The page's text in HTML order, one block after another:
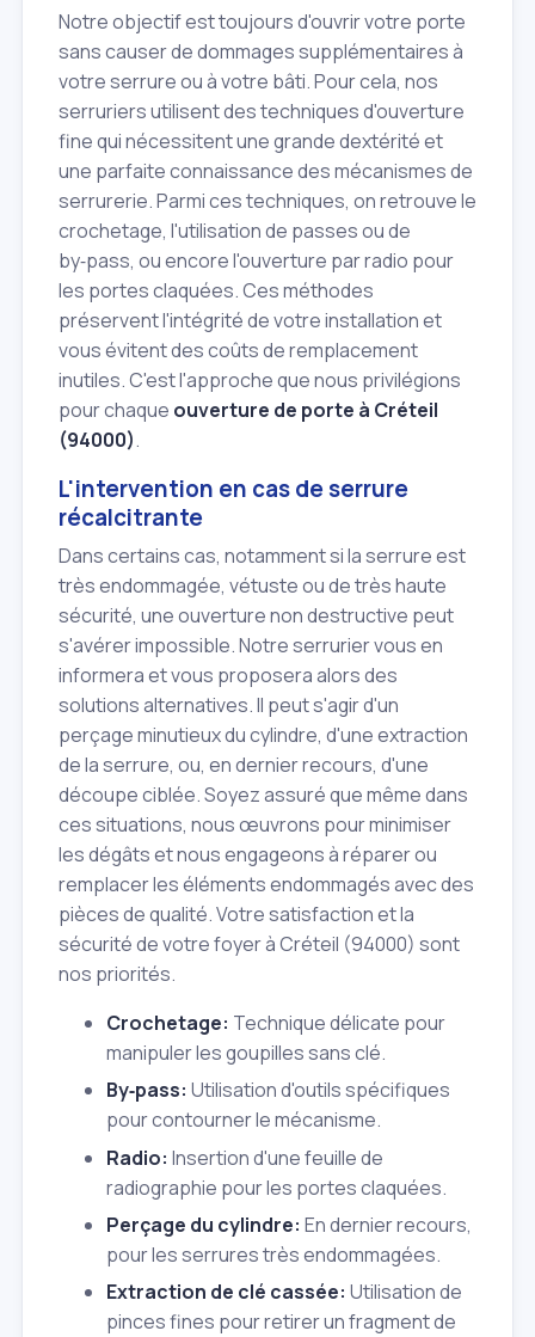
Notre objectif est toujours d'ouvrir votre porte
sans causer de dommages supplémentaires à
votre serrure ou à votre bâti. Pour cela, nos
serruriers utilisent des techniques d'ouverture
fine qui nécessitent une grande dextérité et
une parfaite connaissance des mécanismes de
serrurerie. Parmi ces techniques, on retrouve le
crochetage, l'utilisation de passes ou de
by‑pass, ou encore l'ouverture par radio pour
les portes claquées. Ces méthodes
préservent l'intégrité de votre installation et
vous évitent des coûts de remplacement
inutiles. C'est l'approche que nous privilégions
pour chaque ouverture de porte à Créteil
(94000).
L'intervention en cas de serrure
récalcitrante
Dans certains cas, notamment si la serrure est
très endommagée, vétuste ou de très haute
sécurité, une ouverture non destructive peut
s'avérer impossible. Notre serrurier vous en
informera et vous proposera alors des
solutions alternatives. Il peut s'agir d'un
perçage minutieux du cylindre, d'une extraction
de la serrure, ou, en dernier recours, d'une
découpe ciblée. Soyez assuré que même dans
ces situations, nous œuvrons pour minimiser
les dégâts et nous engageons à réparer ou
remplacer les éléments endommagés avec des
pièces de qualité. Votre satisfaction et la
sécurité de votre foyer à Créteil (94000) sont
nos priorités.
Crochetage: Technique délicate pour
manipuler les goupilles sans clé.
By‑pass: Utilisation d'outils spécifiques
pour contourner le mécanisme.
Radio: Insertion d'une feuille de
radiographie pour les portes claquées.
Perçage du cylindre: En dernier recours,
pour les serrures très endommagées.
Extraction de clé cassée: Utilisation de
pinces fines pour retirer un fragment de